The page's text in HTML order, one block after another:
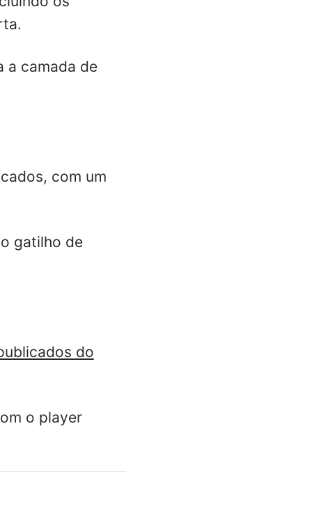
a camada de
com um
gatilho de
do
o player